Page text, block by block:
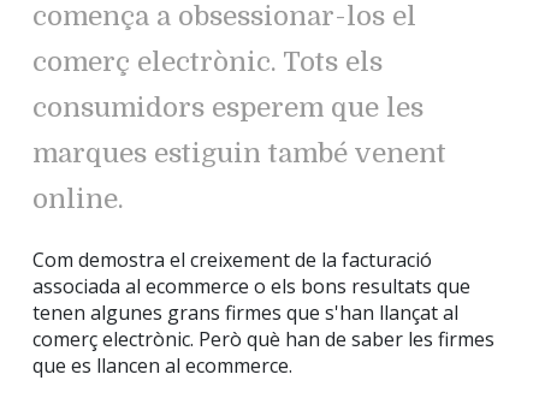
comença a obsessionar-los el
comerç electrònic. Tots els
consumidors esperem que les
marques estiguin també venent
online.
Com demostra el creixement de la facturació
associada al ecommerce o els bons resultats que
tenen algunes grans firmes que s'han llançat al
comerç electrònic. Però què han de saber les firmes
que es llancen al ecommerce.